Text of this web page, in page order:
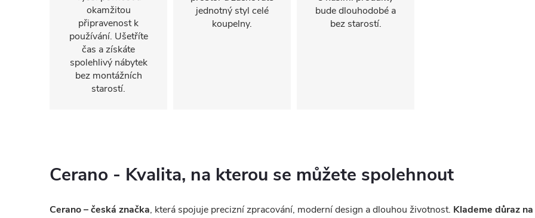
okamžitou
připravenost k
používání. Ušetříte
čas a získáte
spolehlivý nábytek
bez montážních
starostí.
jednotný styl celé
koupelny.
bude dlouhodobé a
bez starostí.
Cerano - Kvalita, na kterou se můžete spolehnout
Cerano – česká značka, která spojuje precizní zpracování, moderní design a dlouhou životnost. Klademe důraz na